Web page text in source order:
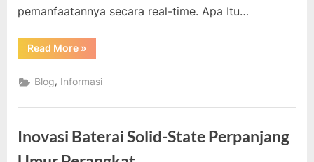
pemanfaatannya secara real-time. Apa Itu…
Read More“Sistem
Cerdas
Bangunan
Mengurangi
Listrik”
»
Blog, Informasi
Inovasi Baterai Solid-State Perpanjang